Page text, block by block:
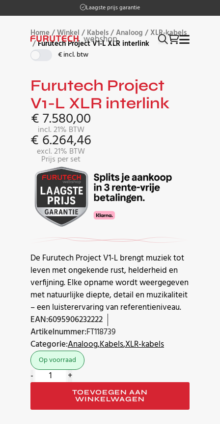
Laagste prijs garantie
Op werkdagen vóór 17:00 besteld, morgen in huis
Home/Winkel / Kabels/Analoog /XLR-kabels
/Furutech Project V1-L XLR interlink
€ incl. btw
Furutech Project
V1-L XLR interlink
€7.580,00
incl. 21% BTW
€ 6.264,46
excl. 21% BTW
Prijs per set
De Furutech Project V1-L brengt muziek tot
leven met ongekende rust, helderheid en
verfijning. Elke opname wordt weergegeven
met natuurlijke diepte, detail en muzikaliteit
– een luisterervaring van referentieniveau.
EAN:6095906232222
Artikelnummer:FT118739
Categorie:AnaloogKabelsXLR-kabels
Op voorraad
Furutech
Project
L
- +
TOEVOEGEN AAN
WINKELWAGEN